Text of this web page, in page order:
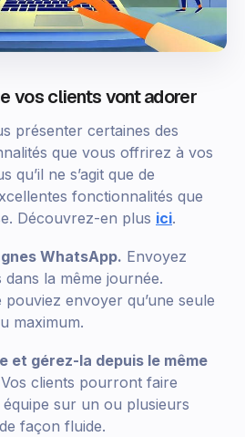
vos clients vont adorer
présenter certaines des
que vous offrirez à vos
qu’il ne s’agit que de
fonctionnalités que
Découvrez-en plus ici.
WhatsApp. Envoyez
la même journée.
envoyer qu’une seule
maximum.
et gérez-la depuis le même
Vos clients pourront faire
sur un ou plusieurs
façon fluide.